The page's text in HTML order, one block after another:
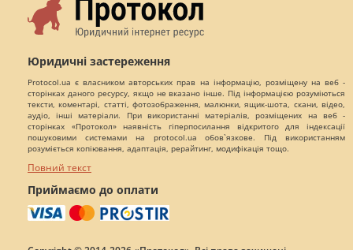
Юридичні застереження
Protocol.ua є власником авторських прав на інформацію, розміщену на веб -
сторінках даного ресурсу, якщо не вказано інше. Під інформацією розуміються
тексти, коментарі, статті, фотозображення, малюнки, ящик-шота, скани, відео,
аудіо, інші матеріали. При використанні матеріалів, розміщених на веб -
сторінках «Протокол» наявність гіперпосилання відкритого для індексації
пошуковими системами на protocol.ua обов`язкове. Під використанням
розуміється копіювання, адаптація, рерайтинг, модифікація тощо.
Повний текст
Приймаємо до оплати